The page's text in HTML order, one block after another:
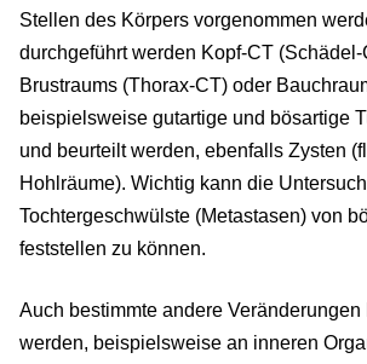
Stellen des Körpers vorgenommen
durchgeführt werden Kopf-CT
Brustraums (Thorax-CT) oder
beispielsweise gutartige und bösartige
und beurteilt werden, ebenfalls Zysten
Hohlräume). Wichtig kann die
Tochtergeschwülste (Metastasen) von
feststellen zu können.
Auch bestimmte andere
werden, beispielsweise an inneren